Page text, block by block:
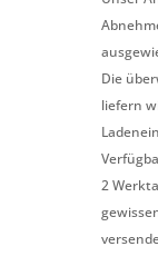
Die
liefern
2